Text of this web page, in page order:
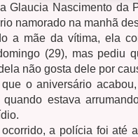
Glaucia Nascimento da
namorado na manhã
a mãe da vítima, ela
(29), mas pediu
não gosta dele por
que o aniversário
quando estava
a polícia foi até